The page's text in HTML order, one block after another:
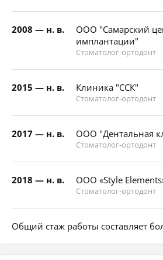
2008 — н. в.
ООО "Самарский
имплантации"
Стоматолог-ортодонт
2015 — н. в. Клиника "ССК"
Стоматолог-ортодонт
2017 — н. в. ООО "Дентальная
Стоматолог-ортодонт
2018 — н. в. ООО «Style
Стоматолог-ортодонт
Общий стаж работы составляет